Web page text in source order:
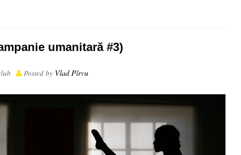
umanitară #3)
Posted by Vlad Pîrvu